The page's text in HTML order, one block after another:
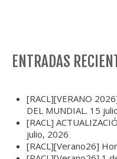
ENTRADAS
[RACL][VERANO
DEL MUNDIAL. 15
[RACL]
julio, 2026
[RACL][Verano26]